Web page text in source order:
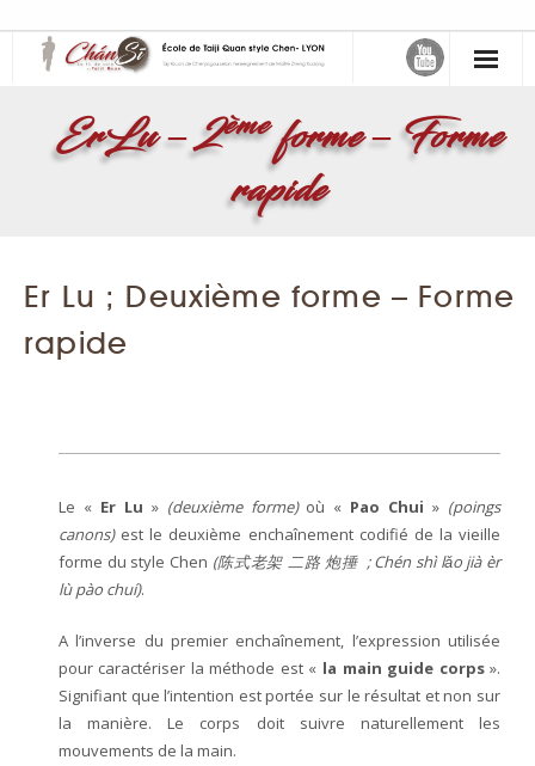
缠丝 – Chán Sī – Le fil de soie
- Maître Zheng Xudong
- Art martial interne
- Taiji-Qigong – Chansigong
- YiLu – 1èreforme – Forme lente
- ErLu – 2èmeforme – Forme rapide
- Tuishou – Travail à deux
ErLu – 2èmeforme – Forme
rapide
Er Lu ; Deuxième forme – Forme
rapide
Le « Er Lu » (deuxième forme)où « Pao Chui » (poings
canons)est le deuxième enchaînement codifié de la vieille
forme du style Chen (陈式老架 二路 炮捶 ; Chén shì lǎo jià èr
lù pào chuí).
A l’inverse du premier enchaînement, l’expression utilisée
pour caractériser la méthode est « la main guide corps».
Signifiant que l’intention est portée sur le résultat et non sur
la manière. Le corps doit suivre naturellement les
mouvements de la main.